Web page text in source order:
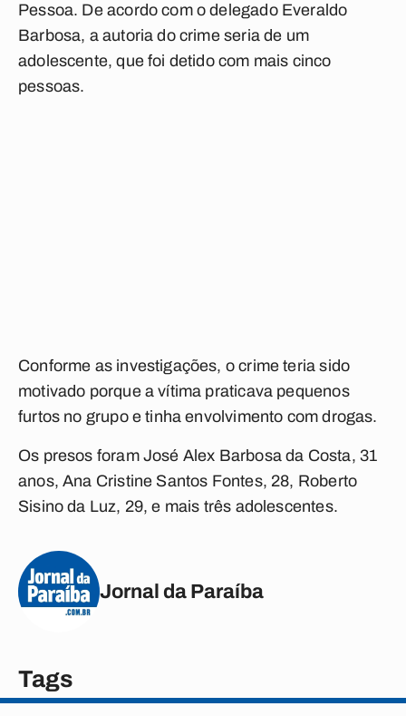
Pessoa. De acordo com o delegado Everaldo
Barbosa, a autoria do crime seria de um
adolescente, que foi detido com mais cinco
pessoas.
Conforme as investigações, o crime teria sido
motivado porque a vítima praticava pequenos
furtos no grupo e tinha envolvimento com drogas.
Os presos foram José Alex Barbosa da Costa, 31
anos, Ana Cristine Santos Fontes, 28, Roberto
Sisino da Luz, 29, e mais três adolescentes.
Jornal da Paraíba
Tags